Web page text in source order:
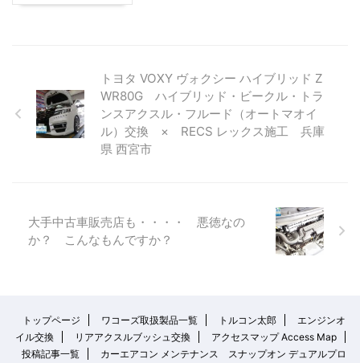
トヨタ VOXY ヴォクシー ハイブリッド Z
WR80G ハイブリッド・ビークル・トラ
ンスアクスル・フルード（オートマオイ
ル）交換 × RECS レックス施工 兵庫
県 西宮市
大手中古車販売店も・・・・ 悪徳なの
か？ こんなもんですか？
トップページ ワコーズ取扱製品一覧 トルコン太郎
エンジンオ
イル交換
リアアクスルブッシュ交換
アクセスマップ Access Map
投稿記事一覧
カーエアコン メンテナンス スナップオン デュアルプロ